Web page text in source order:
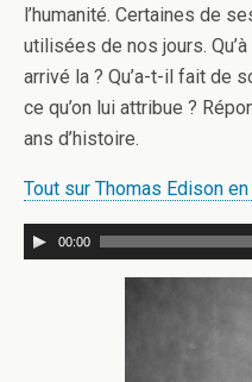
l’humanité. Certaines de
utilisées de nos jours.
arrivé la ? Qu’a-t-il fait de
ce qu’on lui attribue ?
ans d’histoire.
Tout sur Thomas Edison
00:00